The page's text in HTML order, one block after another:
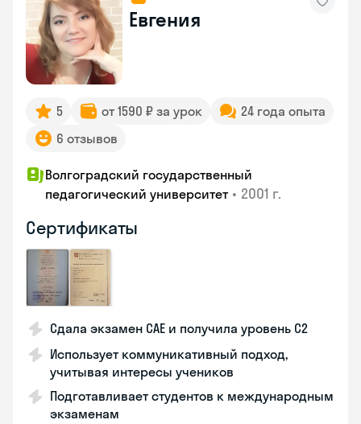
Евгения
5 от 1590 ₽ за урок
24 года опыта
6 отзывов
Волгоградский государственный
педагогический университет • 2001 г.
Сертификаты
Сдала экзамен CAE и получила уровень С2
Использует коммуникативный подход,
учитывая интересы учеников
Подготавливает студентов к международным
экзаменам